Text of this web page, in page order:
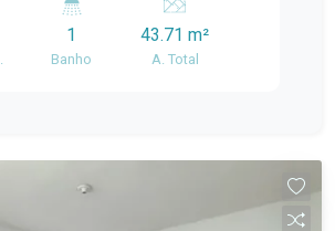
sendo uma excelente
busca qualidade de vida,
em um dos endereços
dia. Fica próximo à FAMED, com
além de contar com
transporte público e uma
1
Banho
43.71 m²
A. Total